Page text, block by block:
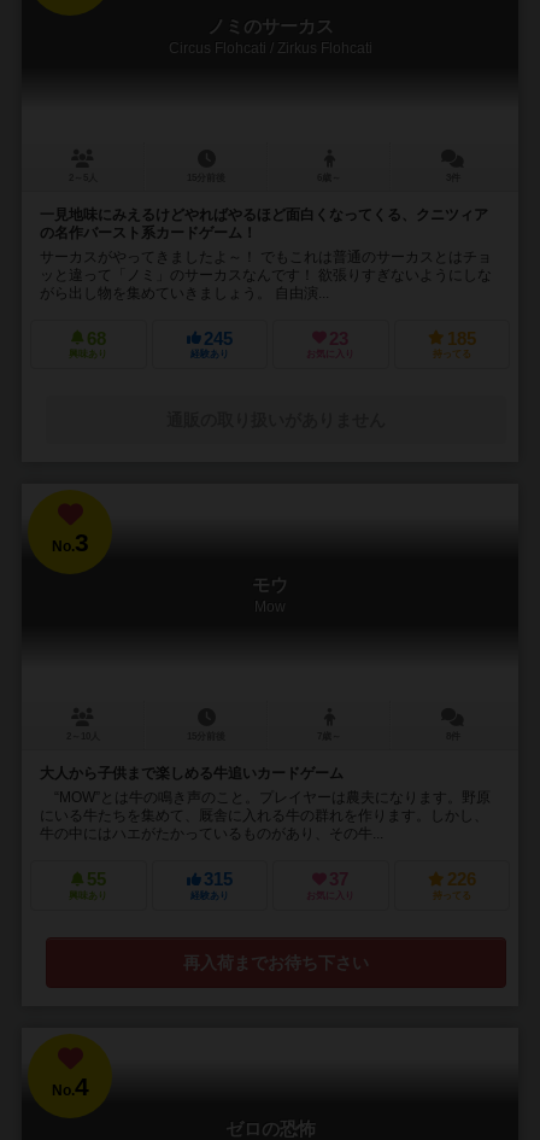
ノミのサーカス
Circus Flohcati / Zirkus Flohcati
一見地味にみえるけどやればやるほど面白くなってくる、クニツィア
の名作バースト系カードゲーム！
サーカスがやってきましたよ～！ でもこれは普通のサーカスとはチョ
ッと違って「ノミ」のサーカスなんです！ 欲張りすぎないようにしな
がら出し物を集めていきましょう。 自由演...
68
興味あり
245
経験あり
23
お気に入り
185
持ってる
No.3
モウ
Mow
大人から子供まで楽しめる牛追いカードゲーム
“MOW”とは牛の鳴き声のこと。プレイヤーは農夫になります。野原
にいる牛たちを集めて、厩舎に入れる牛の群れを作ります。しかし、
牛の中にはハエがたかっているものがあり、その牛...
55
興味あり
315
経験あり
37
お気に入り
226
持ってる
再入荷までお待ち下さい
No.4
ゼロの恐怖